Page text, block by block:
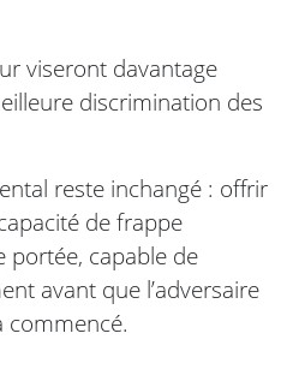
viseront davantage
discrimination des
reste inchangé : offrir
de frappe
portée, capable de
avant que l’adversaire
commencé.